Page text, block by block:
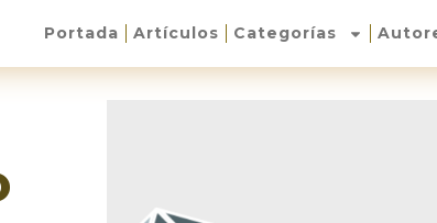
Portada Artículos Categorías